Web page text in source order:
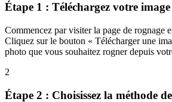
Étape 1 : Téléchargez votre image
Commencez par visiter la page de rognage
Cliquez sur le bouton « Télécharger une
photo que vous souhaitez rogner depuis
2
Étape 2 : Choisissez la méthode